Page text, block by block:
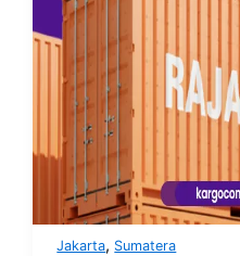
Jakarta, Sumatera